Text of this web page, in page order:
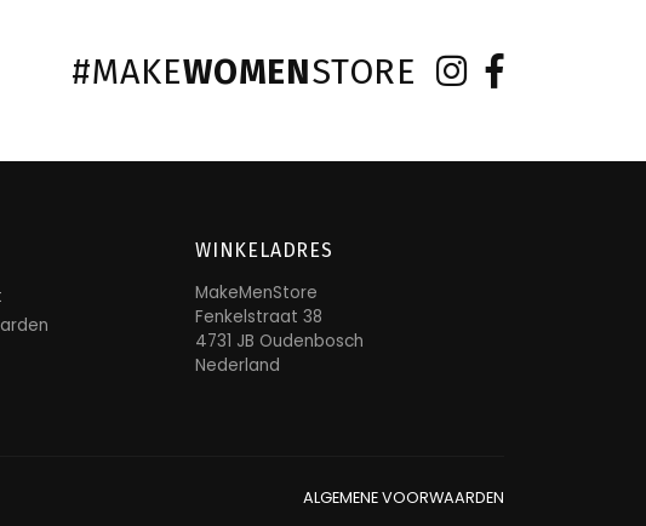
#MAKEWOMENSTORE
WINKELADRES
MakeMenStore
Fenkelstraat 38
4731 JB Oudenbosch
Nederland
ALGEMENE VOORWAARDEN